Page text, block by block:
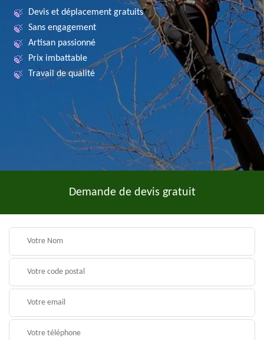
Devis et déplacement gratuits
Sans engagement
Artisan passionné
Prix imbattable
Travail de qualité
Demande de devis gratuit